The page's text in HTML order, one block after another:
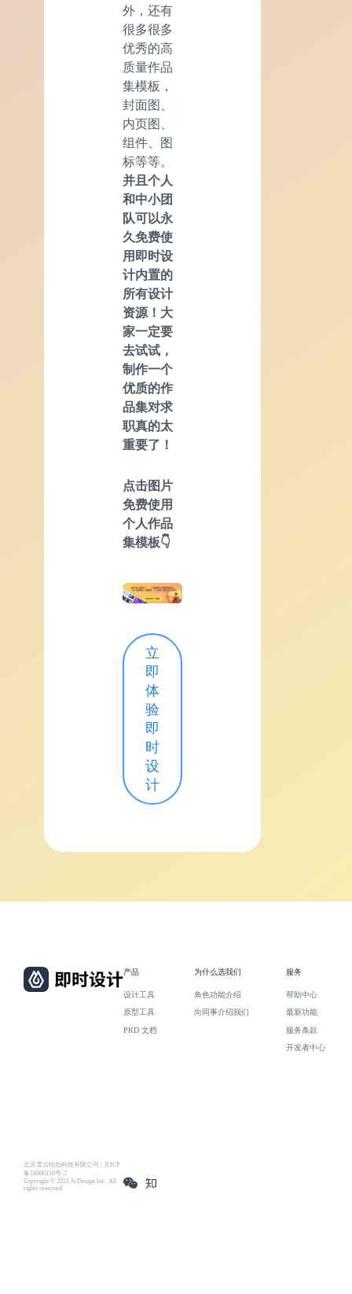
外，还有
很多很多
优秀的高
质量作品
集模板，
封面图、
内页图、
组件、图
标等等。
并且个人
和中小团
队可以永
久免费使
用即时设
计内置的
所有设计
资源！大
家一定要
去试试，
制作一个
优质的作
品集对求
职真的太
重要了！
点击图片
免费使用
个人作品
集模板👇
立
即
体
验
即
时
设
计
北京雪云锐创科技有限公司 | 京ICP
备16060150号-2
Copyright © 2021 Js.Design Inc. All
rights reserved.
产品
设计工具
原型工具
PRD 文档
为什么选我们
角色功能介绍
向同事介绍我们
服务
帮助中心
最新功能
服务条款
开发者中心